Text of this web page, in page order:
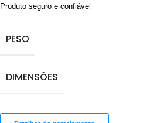
Produto seguro e confiável
PESO
DIMENSÕES